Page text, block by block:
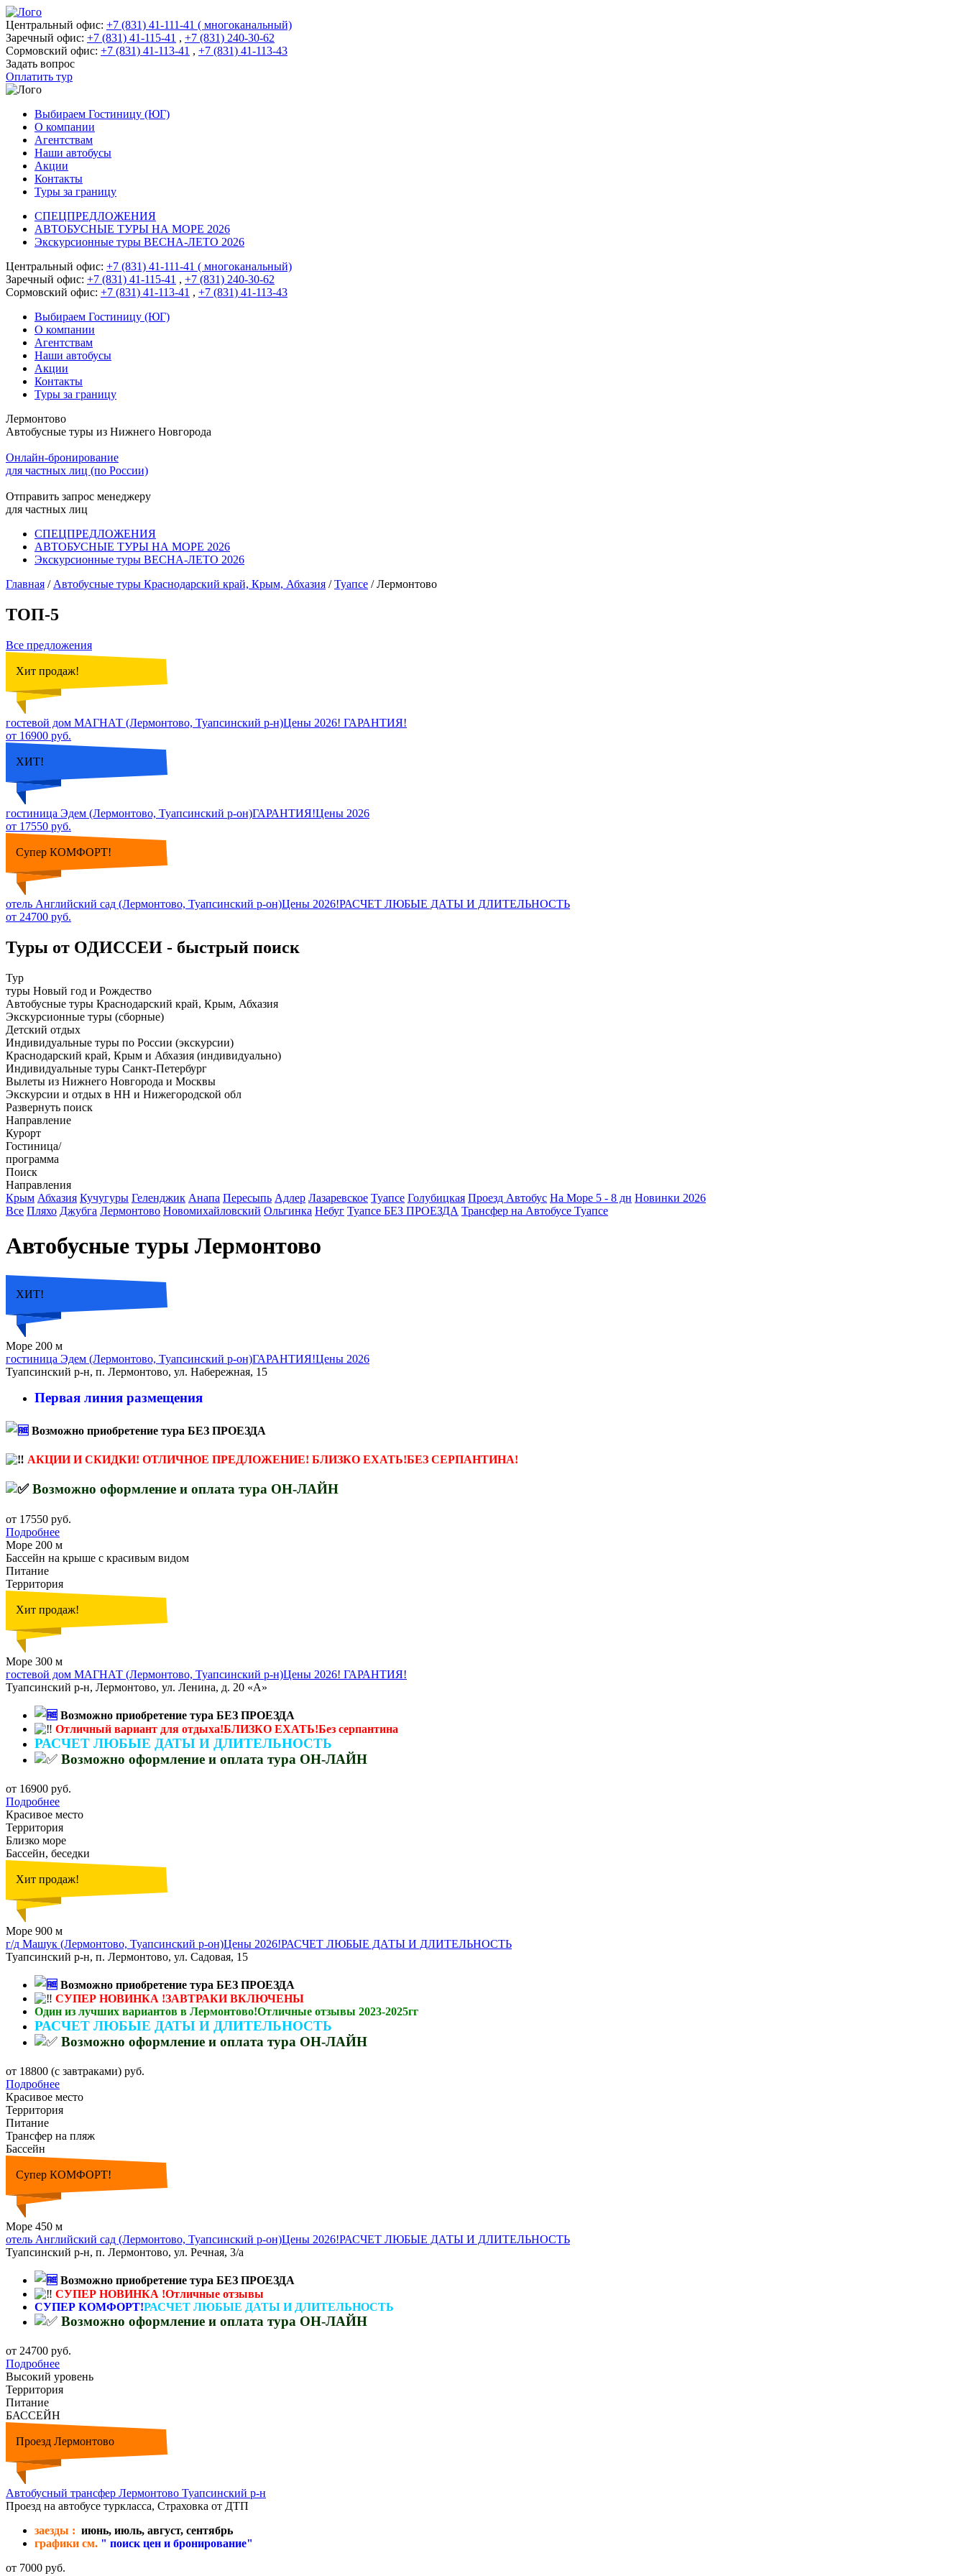
Центральный офис: +7 (831) 41-111-41 ( многоканальный)
Заречный офис: +7 (831) 41-115-41 , +7 (831) 240-30-62
Сормовский офис: +7 (831) 41-113-41 , +7 (831) 41-113-43
Задать вопрос
Оплатить тур
Выбираем Гостиницу (ЮГ)
О компании
Агентствам
Наши автобусы
Акции
Контакты
Туры за границу
СПЕЦПРЕДЛОЖЕНИЯ
АВТОБУСНЫЕ ТУРЫ НА МОРЕ 2026
Экскурсионные туры ВЕСНА-ЛЕТО 2026
Центральный офис: +7 (831) 41-111-41 ( многоканальный)
Заречный офис: +7 (831) 41-115-41 , +7 (831) 240-30-62
Сормовский офис: +7 (831) 41-113-41 , +7 (831) 41-113-43
Выбираем Гостиницу (ЮГ)
О компании
Агентствам
Наши автобусы
Акции
Контакты
Туры за границу
Лермонтово
Автобусные туры из Нижнего Новгорода
Онлайн-бронирование
для частных лиц (по России)
Отправить запрос менеджеру
для частных лиц
СПЕЦПРЕДЛОЖЕНИЯ
АВТОБУСНЫЕ ТУРЫ НА МОРЕ 2026
Экскурсионные туры ВЕСНА-ЛЕТО 2026
Главная / Автобусные туры Краснодарский край, Крым, Абхазия /Туапсе /Лермонтово
ТОП-5
Все предложения
Хит продаж!
гостевой дом МАГНАТ (Лермонтово, Туапсинский р-н)Цены 2026! ГАРАНТИЯ!
от 16900 руб.
ХИТ!
гостиница Эдем (Лермонтово, Туапсинский р-он)ГАРАНТИЯ!Цены 2026
от 17550 руб.
Супер КОМФОРТ!
отель Английский сад (Лермонтово, Туапсинский р-он)Цены 2026!РАСЧЕТ ЛЮБЫЕ ДАТЫ И ДЛИТЕЛЬНОСТЬ
от 24700 руб.
Туры от ОДИССЕИ - быстрый поиск
Тур
туры Новый год и Рождество
Автобусные туры Краснодарский край, Крым, Абхазия
Экскурсионные туры (сборные)
Детский отдых
Индивидуальные туры по России (экскурсии)
Краснодарский край, Крым и Абхазия (индивидуально)
Индивидуальные туры Санкт-Петербург
Вылеты из Нижнего Новгорода и Москвы
Экскурсии и отдых в НН и Нижегородской обл
Развернуть поиск
Направление
Курорт
Гостиница/
программа
Поиск
Направления
Крым Абхазия Кучугуры Геленджик Анапа Пересыпь Адлер Лазаревское Туапсе Голубицкая Проезд Автобус На Море 5 - 8 дн Новинки 2026
Все Пляхо Джубга Лермонтово Новомихайловский Ольгинка Небуг Туапсе БЕЗ ПРОЕЗДА Трансфер на Автобусе Туапсе
Автобусные туры Лермонтово
ХИТ!
Море 200 м
гостиница Эдем (Лермонтово, Туапсинский р-он)ГАРАНТИЯ!Цены 2026
Туапсинский р-н, п. Лермонтово, ул. Набережная, 15
Первая линия размещения
Возможно приобретение тура БЕЗ ПРОЕЗДА
АКЦИИ И СКИДКИ! ОТЛИЧНОЕ ПРЕДЛОЖЕНИЕ! БЛИЗКО ЕХАТЬ!БЕЗ СЕРПАНТИНА!
Возможно оформление и оплата тура ОН-ЛАЙН
от 17550 руб.
Подробнее
Море 200 м
Бассейн на крыше с красивым видом
Питание
Территория
Хит продаж!
Море 300 м
гостевой дом МАГНАТ (Лермонтово, Туапсинский р-н)Цены 2026! ГАРАНТИЯ!
Туапсинский р-н, Лермонтово, ул. Ленина, д. 20 «А»
Возможно приобретение тура БЕЗ ПРОЕЗДА
Отличный вариант для отдыха!БЛИЗКО ЕХАТЬ!Без серпантина
РАСЧЕТ ЛЮБЫЕ ДАТЫ И ДЛИТЕЛЬНОСТЬ
Возможно оформление и оплата тура ОН-ЛАЙН
от 16900 руб.
Подробнее
Красивое место
Территория
Близко море
Бассейн, беседки
Хит продаж!
Море 900 м
г/д Машук (Лермонтово, Туапсинский р-он)Цены 2026!РАСЧЕТ ЛЮБЫЕ ДАТЫ И ДЛИТЕЛЬНОСТЬ
Туапсинский р-н, п. Лермонтово, ул. Садовая, 15
Возможно приобретение тура БЕЗ ПРОЕЗДА
СУПЕР НОВИНКА !ЗАВТРАКИ ВКЛЮЧЕНЫ
Один из лучших вариантов в Лермонтово!Отличные отзывы 2023-2025гг
РАСЧЕТ ЛЮБЫЕ ДАТЫ И ДЛИТЕЛЬНОСТЬ
Возможно оформление и оплата тура ОН-ЛАЙН
от 18800 (с завтраками) руб.
Подробнее
Красивое место
Территория
Питание
Трансфер на пляж
Бассейн
Супер КОМФОРТ!
Море 450 м
отель Английский сад (Лермонтово, Туапсинский р-он)Цены 2026!РАСЧЕТ ЛЮБЫЕ ДАТЫ И ДЛИТЕЛЬНОСТЬ
Туапсинский р-н, п. Лермонтово, ул. Речная, 3/а
Возможно приобретение тура БЕЗ ПРОЕЗДА
СУПЕР НОВИНКА !Отличные отзывы
СУПЕР КОМФОРТ!РАСЧЕТ ЛЮБЫЕ ДАТЫ И ДЛИТЕЛЬНОСТЬ
Возможно оформление и оплата тура ОН-ЛАЙН
от 24700 руб.
Подробнее
Высокий уровень
Территория
Питание
БАССЕЙН
Проезд Лермонтово
Автобусный трансфер Лермонтово Туапсинский р-н
Проезд на автобусе туркласса, Страховка от ДТП
заезды : июнь, июль, август, сентябрь
графики см. " поиск цен и бронирование"
от 7000 руб.